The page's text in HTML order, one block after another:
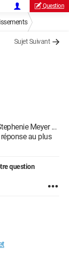
Question
Sujet Suivant
Meyer ...
au plus
question